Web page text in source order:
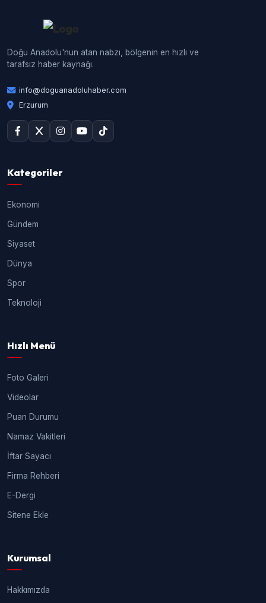
Doğu Anadolu'nun atan nabzı, bölgenin en hızlı ve
tarafsız haber kaynağı.
info@doguanadoluhaber.com
Erzurum
Kategoriler
Ekonomi
Gündem
Siyaset
Dünya
Spor
Teknoloji
Hızlı Menü
Foto Galeri
Videolar
Puan Durumu
Namaz Vakitleri
İftar Sayacı
Firma Rehberi
E-Dergi
Sitene Ekle
Kurumsal
Hakkımızda